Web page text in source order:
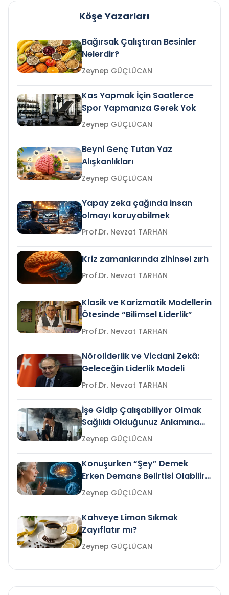
Köşe Yazarları
Bağırsak Çalıştıran Besinler
Nelerdir?
Zeynep GÜÇLÜCAN
Kas Yapmak İçin Saatlerce
Spor Yapmanıza Gerek Yok
Zeynep GÜÇLÜCAN
Beyni Genç Tutan Yaz
Alışkanlıkları
Zeynep GÜÇLÜCAN
Yapay zeka çağında insan
olmayı koruyabilmek
Prof.Dr. Nevzat TARHAN
Kriz zamanlarında zihinsel zırh
Prof.Dr. Nevzat TARHAN
Klasik ve Karizmatik Modellerin
Ötesinde “Bilimsel Liderlik”
Prof.Dr. Nevzat TARHAN
Nöroliderlik ve Vicdani Zekâ:
Geleceğin Liderlik Modeli
Prof.Dr. Nevzat TARHAN
İşe Gidip Çalışabiliyor Olmak
Sağlıklı Olduğunuz Anlamına
Gelir mi?Zeynep GÜÇLÜCAN
Konuşurken “Şey” Demek
Erken Demans Belirtisi Olabilir
mi?
Zeynep GÜÇLÜCAN
Kahveye Limon Sıkmak
Zayıflatır mı?
Zeynep GÜÇLÜCAN